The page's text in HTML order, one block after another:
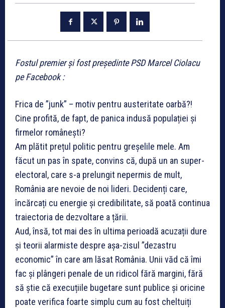
Fostul premier și fost președinte PSD Marcel Ciolacu
pe Facebook :
Frica de ”junk” – motiv pentru austeritate oarbă?!
Cine profită, de fapt, de panica indusă populației și
firmelor românești?
Am plătit prețul politic pentru greșelile mele. Am
făcut un pas în spate, convins că, după un an super-
electoral, care s-a prelungit nepermis de mult,
România are nevoie de noi lideri. Decidenți care,
încărcați cu energie și credibilitate, să poată continua
traiectoria de dezvoltare a țării.
Aud, însă, tot mai des în ultima perioadă acuzații dure
și teorii alarmiste despre așa-zisul ”dezastru
economic” în care am lăsat România. Unii văd că îmi
fac și plângeri penale de un ridicol fără margini, fără
să știe că execuțiile bugetare sunt publice și oricine
poate verifica foarte simplu cum au fost cheltuiți